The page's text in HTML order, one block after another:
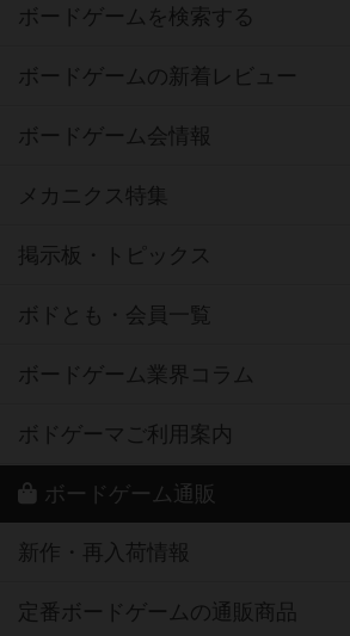
ボードゲームを検索する
ボードゲームの新着レビュー
ボードゲーム会情報
メカニクス特集
掲示板・トピックス
ボドとも・会員一覧
ボードゲーム業界コラム
ボドゲーマご利用案内
ボードゲーム通販
新作・再入荷情報
定番ボードゲームの通販商品